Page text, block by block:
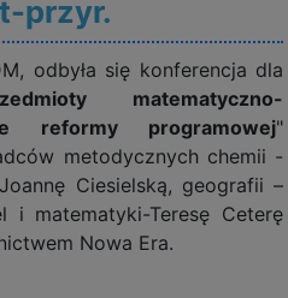
przyr.
odbyła się konferencja dla
matematyczno-
reformy programowej"
metodycznych chemii -
Ciesielską, geografii –
i matematyki-Teresę Ceterę
Nowa Era.